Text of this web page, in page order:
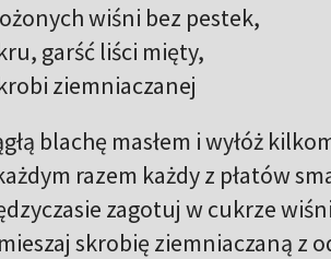
wiśni bez pestek,
garść liści mięty,
ziemniaczanej
blachę masłem i wyłóż
razem każdy z płatów
zagotuj w cukrze
skrobię ziemniaczaną z